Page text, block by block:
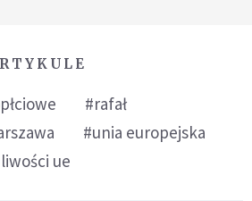
#rafał
#unia europejska
ue